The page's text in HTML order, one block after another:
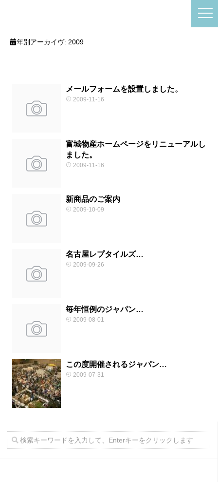
年別アーカイヴ: 2009
メールフォームを設置しました。
2009-11-16
富城物産ホームページをリニューアルし
ました。
2009-11-16
新商品のご案内
2009-10-09
名古屋レプタイルズ…
2009-09-26
毎年恒例のジャパン…
2009-08-01
この度開催されるジャパン…
2009-07-31